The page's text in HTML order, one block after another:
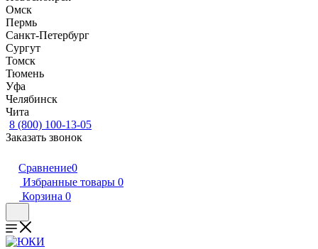
Омск
Пермь
Санкт-Петербург
Сургут
Томск
Тюмень
Уфа
Челябинск
Чита
8 (800) 100-13-05
Заказать звонок
Сравнение0
Избранные товары 0
Корзина 0